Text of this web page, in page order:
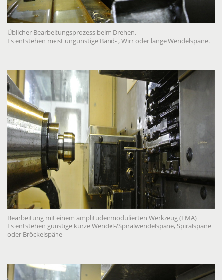
Üblicher Bearbeitungsprozess beim Drehen.
Es entstehen meist ungünstige Band- , Wirr oder lange Wendelspäne.
Bearbeitung mit einem amplitudenmodulierten Werkzeug (FMA)
Es entstehen günstige kurze Wendel-/Spiralwendelspäne, Spiralspäne
oder Bröckelspäne